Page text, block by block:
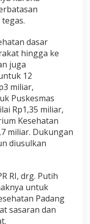
dasar
hingga ke
juga
12
miliar,
Puskesmas
Rp1,35 miliar,
Kesehatan
miliar. Dukungan
diusulkan
RI, drg. Putih
untuk
Padang
sasaran dan